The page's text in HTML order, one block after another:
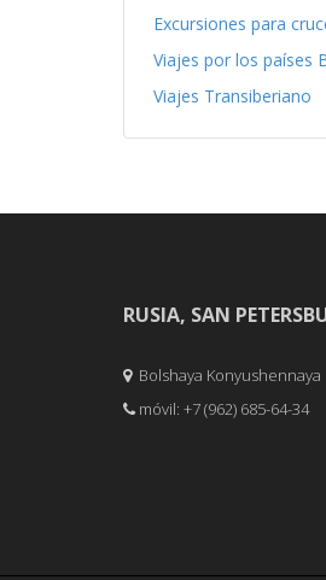
Excursiones para
Viajes por los países
Viajes Transiberiano
RUSIA, SAN
Bolshaya Konyushennaya
móvil: +7 (962) 685-64-34